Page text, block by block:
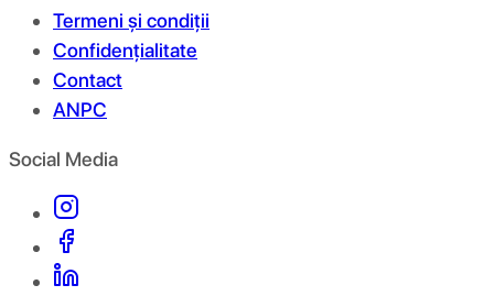
Termeni și condiții
Confidențialitate
Contact
ANPC
Social Media